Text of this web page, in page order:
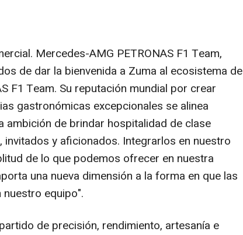
Mercedes-AMG PETRONAS F1 Team,
de dar la bienvenida a Zuma al ecosistema de
F1 Team. Su reputación mundial por crear
gastronómicas excepcionales se alinea
ambición de brindar hospitalidad de clase
y aficionados. Integrarlos en nuestro
de lo que podemos ofrecer en nuestra
una nueva dimensión a la forma en que las
equipo".
de precisión, rendimiento, artesanía e